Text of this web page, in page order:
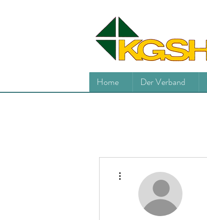
Home Der Verband